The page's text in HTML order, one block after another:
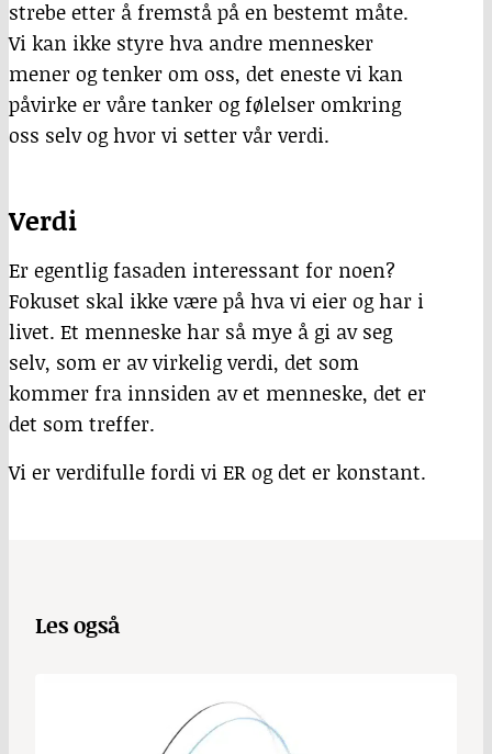
strebe etter å fremstå på en bestemt måte.
Vi kan ikke styre hva andre mennesker
mener og tenker om oss, det eneste vi kan
påvirke er våre tanker og følelser omkring
oss selv og hvor vi setter vår verdi.
Verdi
Er egentlig fasaden interessant for noen?
Fokuset skal ikke være på hva vi eier og har i
livet. Et menneske har så mye å gi av seg
selv, som er av virkelig verdi, det som
kommer fra innsiden av et menneske, det er
det som treffer.
Vi er verdifulle fordi vi ER og det er konstant.
Les også